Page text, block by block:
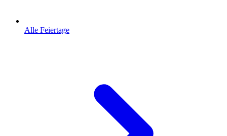
Alle Feiertage